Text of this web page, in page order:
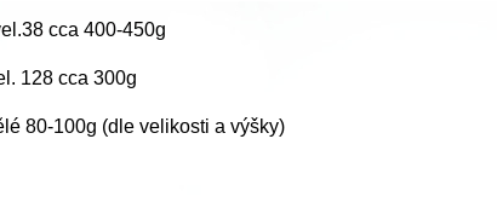
cca 400-450g
128 cca 300g
80-100g (dle velikosti a výšky)